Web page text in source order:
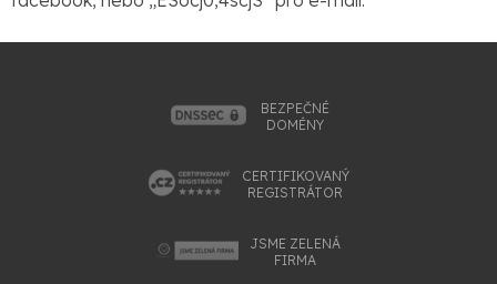
BEZPEČNÉ
DOMÉNY
CERTIFIKOVANÝ
REGISTRÁTOR
JSME ZELENÁ
FIRMA